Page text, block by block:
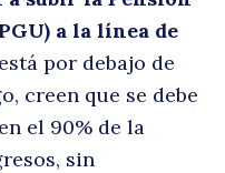
a la línea de
por debajo de
creen que se debe
el 90% de la
sin